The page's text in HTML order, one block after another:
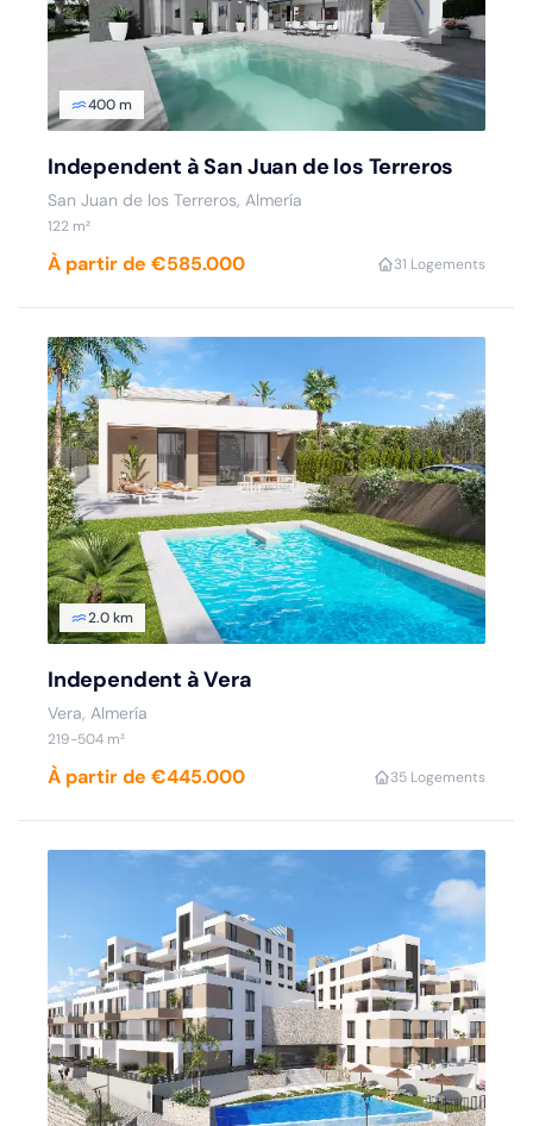
400 m
Independent à San Juan de los Terreros
San Juan de los Terreros, Almería
122 m²
À partir de €585.000 31 Logements
2.0 km
Independent à Vera
Vera, Almería
219-504 m²
À partir de €445.000 35 Logements